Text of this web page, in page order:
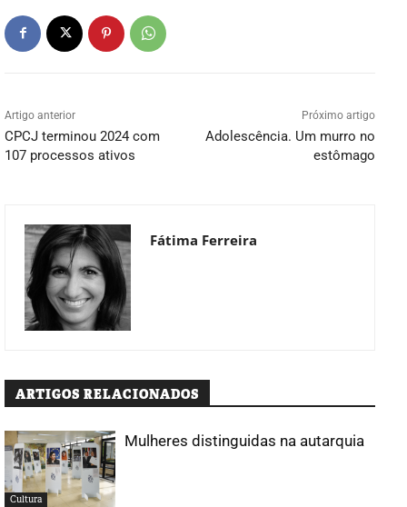
Artigo anterior
CPCJ terminou 2024 com
107 processos ativos
Próximo artigo
Adolescência. Um murro no
estômago
Fátima Ferreira
ARTIGOS RELACIONADOS
Cultura
Mulheres distinguidas na autarquia